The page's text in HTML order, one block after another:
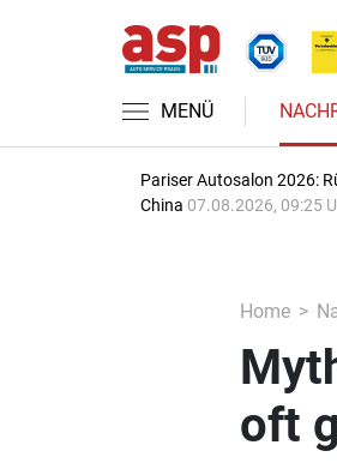
MENÜ
Pariser Autosalon 2026:
China 07.08.2026, 09:25
Home
oft